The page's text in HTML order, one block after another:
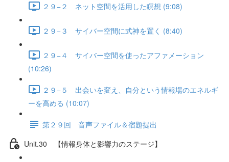
２９−２ ネット空間を活用した瞑想 (9:08)
２９−３ サイバー空間に式神を置く (8:40)
２９−４ サイバー空間を使ったアファメーション
(10:26)
２９−５ 出会いを変え、自分という情報場のエネルギ
ーを高める (10:07)
第２９回 音声ファイル＆宿題提出
Unit.30 【情報身体と影響力のステージ】